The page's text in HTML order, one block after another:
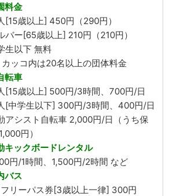
料金
[15歳以上] 450円（290円）
バー[65歳以上] 210円（210円）
生以下 無料
ッコ内は20名以上の団体料金
転車
[15歳以上] 500円/3時間、700円/日
[中学生以下] 300円/3時間、400円/日
アシスト自転車 2,000円/日（うち保
円）
キックボードレンタル
円/1時間、1,500円/2時間 など
バス
フリーパス券[3歳以上一律] 300円